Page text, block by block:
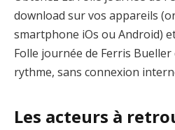
download sur vos appareils
smartphone iOs ou Android)
Folle journée de Ferris
rythme, sans connexion
Les acteurs à